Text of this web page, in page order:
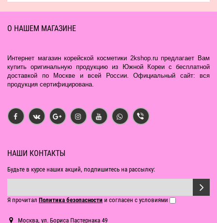
О НАШЕМ МАГАЗИНЕ
Интернет магазин корейской косметики 2kshop.ru предлагает Вам
купить оригинальную продукцию из Южной Кореи с бесплатной
доставкой по Москве и всей России. Официальный сайт: вся
продукция сертифицирована.
НАШИ КОНТАКТЫ
Будьте в курсе наших акций, подпишитесь на рассылку:
Я прочитал Политика безопасности и согласен с условиями
Москва, ул. Бориса Пастернака 49